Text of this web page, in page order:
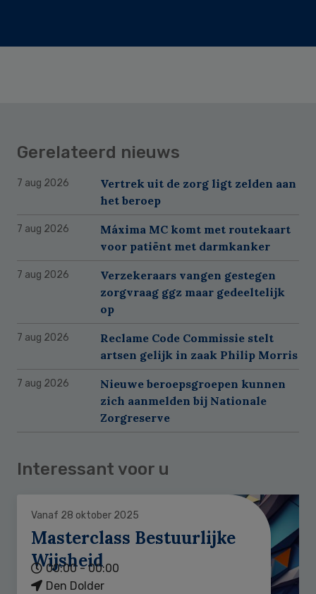
Gerelateerd nieuws
7 aug 2026
Vertrek uit de zorg ligt zelden aan
het beroep
7 aug 2026
Máxima MC komt met routekaart
voor patiënt met darmkanker
7 aug 2026
Verzekeraars vangen gestegen
zorgvraag ggz maar gedeeltelijk
op
7 aug 2026
Reclame Code Commissie stelt
artsen gelijk in zaak Philip Morris
7 aug 2026
Nieuwe beroepsgroepen kunnen
zich aanmelden bij Nationale
Zorgreserve
Interessant voor u
Vanaf 28 oktober 2025
Masterclass Bestuurlijke
Wijsheid
00:00 - 00:00
Den Dolder